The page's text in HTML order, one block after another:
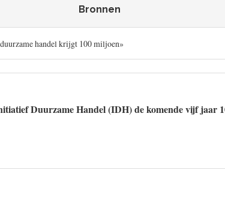
Bronnen
handel krijgt 100 miljoen»
Duurzame Handel (IDH) de komende vijf jaar